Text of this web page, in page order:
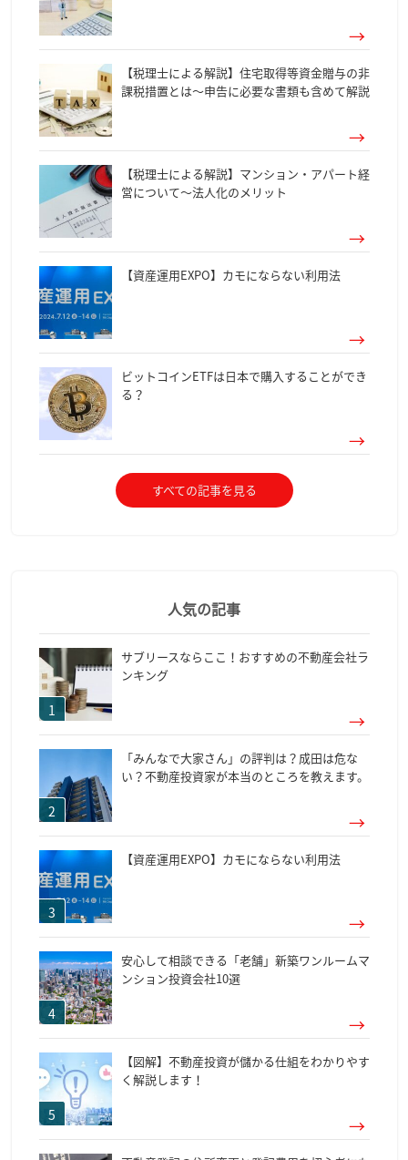
【税理士による解説】住宅取得等資金贈与の非
課税措置とは～申告に必要な書類も含めて解説
【税理士による解説】マンション・アパート経
営について～法人化のメリット
【資産運用EXPO】カモにならない利用法
ビットコインETFは日本で購入することができ
る？
すべての記事を見る
人気の記事
サブリースならここ！おすすめの不動産会社ラ
ンキング
「みんなで大家さん」の評判は？成田は危な
い？不動産投資家が本当のところを教えます。
【資産運用EXPO】カモにならない利用法
安心して相談できる「老舗」新築ワンルームマ
ンション投資会社10選
【図解】不動産投資が儲かる仕組をわかりやす
く解説します！